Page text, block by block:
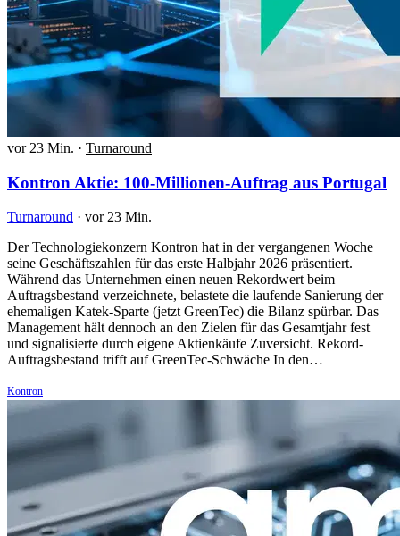
vor 23 Min. · Turnaround
Kontron Aktie: 100-Millionen-Auftrag aus Portugal
Turnaround · vor 23 Min.
Der Technologiekonzern Kontron hat in der vergangenen Woche
seine Geschäftszahlen für das erste Halbjahr 2026 präsentiert.
Während das Unternehmen einen neuen Rekordwert beim
Auftragsbestand verzeichnete, belastete die laufende Sanierung der
ehemaligen Katek-Sparte (jetzt GreenTec) die Bilanz spürbar. Das
Management hält dennoch an den Zielen für das Gesamtjahr fest
und signalisierte durch eigene Aktienkäufe Zuversicht. Rekord-
Auftragsbestand trifft auf GreenTec-Schwäche In den…
Kontron